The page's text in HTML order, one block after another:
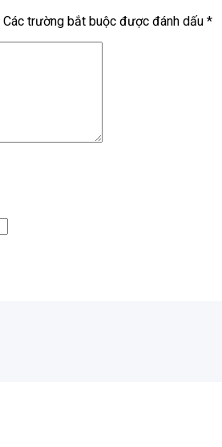
Các trường bắt buộc được đánh dấu *